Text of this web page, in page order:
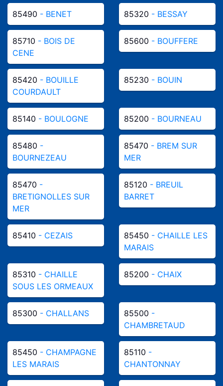
85490 - BENET 85320 - BESSAY
85710 - BOIS DE
CENE
85600 - BOUFFERE
85420 - BOUILLE
COURDAULT
85230 - BOUIN
85140 - BOULOGNE 85200 - BOURNEAU
85480 -
BOURNEZEAU
85470 - BREM SUR
MER
85470 -
BRETIGNOLLES SUR
MER
85120 - BREUIL
BARRET
85410 - CEZAIS 85450 - CHAILLE LES
MARAIS
85310 - CHAILLE
SOUS LES ORMEAUX
85200 - CHAIX
85300 - CHALLANS 85500 -
CHAMBRETAUD
85450 - CHAMPAGNE
LES MARAIS
85110 -
CHANTONNAY